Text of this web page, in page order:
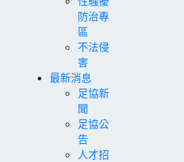
防治專
區
不法侵
害
最新消息
足協新
聞
足協公
告
人才招